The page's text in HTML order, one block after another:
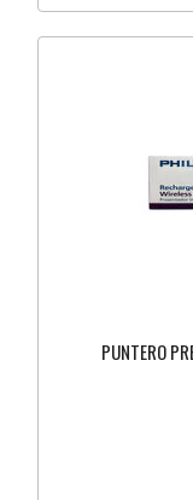
PUNTERO